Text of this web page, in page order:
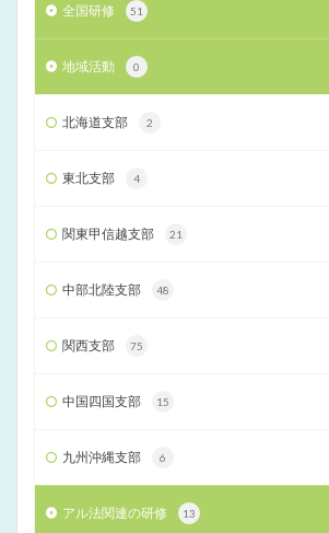
全国研修 51
地域活動 0
北海道支部 2
東北支部 4
関東甲信越支部 21
中部北陸支部 48
関西支部 75
中国四国支部 15
九州沖縄支部 6
アル法関連の研修 13